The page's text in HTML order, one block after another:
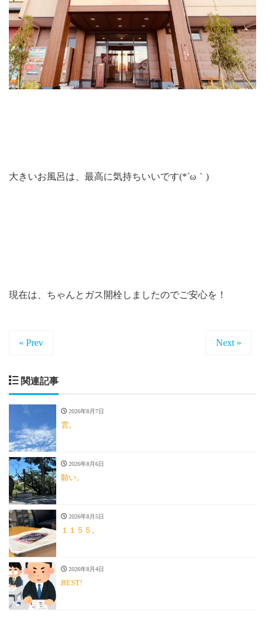
大きいお風呂は、最高に気持ちいいです(*´ω｀)
現在は、ちゃんとガス開栓しましたのでご安心を！
« Prev Next »
関連記事
2026年8月7日
雲。
2026年8月6日
願い。
2026年8月5日
１１５５。
2026年8月4日
BEST!